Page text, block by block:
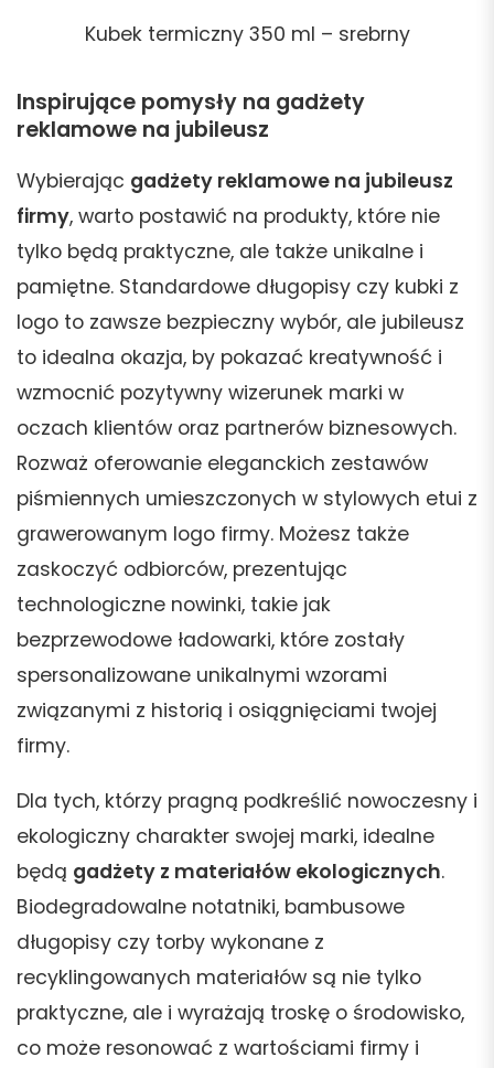
Kubek termiczny 350 ml – srebrny
Inspirujące pomysły na gadżety
reklamowe na jubileusz
Wybierając gadżety reklamowe na jubileusz
firmy, warto postawić na produkty, które nie
tylko będą praktyczne, ale także unikalne i
pamiętne. Standardowe długopisy czy kubki z
logo to zawsze bezpieczny wybór, ale jubileusz
to idealna okazja, by pokazać kreatywność i
wzmocnić pozytywny wizerunek marki w
oczach klientów oraz partnerów biznesowych.
Rozważ oferowanie eleganckich zestawów
piśmiennych umieszczonych w stylowych etui z
grawerowanym logo firmy. Możesz także
zaskoczyć odbiorców, prezentując
technologiczne nowinki, takie jak
bezprzewodowe ładowarki, które zostały
spersonalizowane unikalnymi wzorami
związanymi z historią i osiągnięciami twojej
firmy.
Dla tych, którzy pragną podkreślić nowoczesny i
ekologiczny charakter swojej marki, idealne
będą gadżety z materiałów ekologicznych.
Biodegradowalne notatniki, bambusowe
długopisy czy torby wykonane z
recyklingowanych materiałów są nie tylko
praktyczne, ale i wyrażają troskę o środowisko,
co może resonować z wartościami firmy i